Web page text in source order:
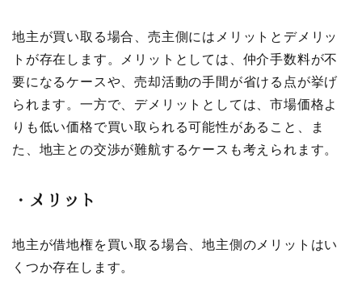
地主が買い取る場合、売主側にはメリットとデメリッ
トが存在します。メリットとしては、仲介手数料が不
要になるケースや、売却活動の手間が省ける点が挙げ
られます。一方で、デメリットとしては、市場価格よ
りも低い価格で買い取られる可能性があること、ま
た、地主との交渉が難航するケースも考えられます。
・ メリット
地主が借地権を買い取る場合、地主側のメリットはい
くつか存在します。